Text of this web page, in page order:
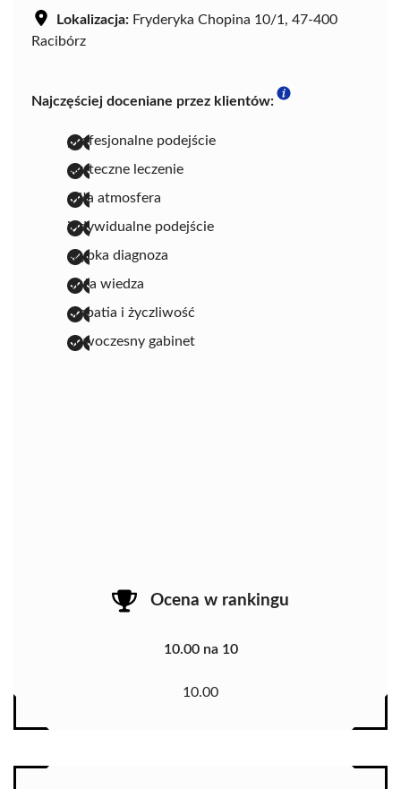
Lokalizacja: Fryderyka Chopina 10/1, 47-400
Racibórz
Najczęściej doceniane przez klientów:
profesjonalne podejście
skuteczne leczenie
miła atmosfera
indywidualne podejście
szybka diagnoza
duża wiedza
empatia i życzliwość
nowoczesny gabinet
Ocena w rankingu
10.00 na 10
10.00